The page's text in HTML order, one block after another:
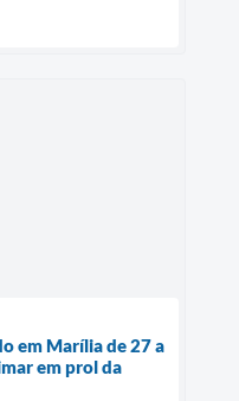
em Marília de 27 a
em prol da